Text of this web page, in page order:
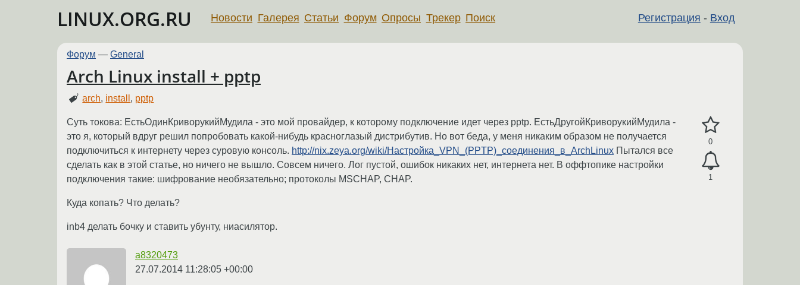
LINUX.ORG.RU Регистрация - Вход
Новости Галерея Статьи Форум Опросы Трекер Поиск
Форум — General
Arch Linux install + pptp
arch, install , pptp
0
1
Суть токова: ЕстьОдинКриворукийМудила - это мой провайдер, к которому подключение идет через pptp. ЕстьДругойКриворукийМудила -
это я, который вдруг решил попробовать какой-нибудь красноглазый дистрибутив. Но вот беда, у меня никаким образом не получается
подключиться к интернету через суровую консоль. http://nix.zeya.org/wiki/Настройка_VPN_(PPTP)_соединения_в_ArchLinux Пытался все
сделать как в этой статье, но ничего не вышло. Совсем ничего. Лог пустой, ошибок никаких нет, интернета нет. В оффтопике настройки
подключения такие: шифрование необязательно; протоколы MSCHAP, CHAP.
Куда копать? Что делать?
inb4 делать бочку и ставить убунту, ниасилятор.
a8320473
27.07.2014 11:28:05 +00:00